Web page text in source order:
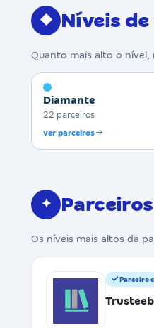
◆ Níveis
Quanto mais alto o nível,
Diamante
22 parceiros
ver parceiros
✦
Os níveis mais altos da
Parceiro